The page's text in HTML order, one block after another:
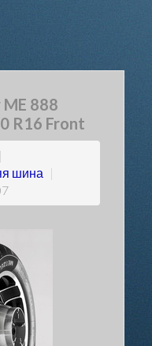
888
R16 Front
|
шина |